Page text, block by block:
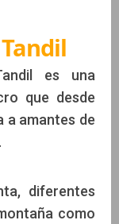
es una
que desde
a amantes de
diferentes
como